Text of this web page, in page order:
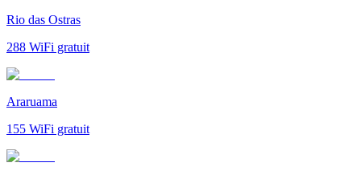
Rio das Ostras
288 WiFi gratuit
Araruama
155 WiFi gratuit